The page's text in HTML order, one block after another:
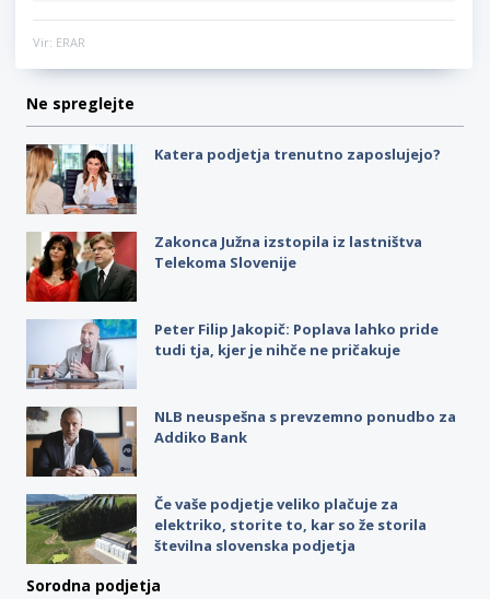
Vir: ERAR
Ne spreglejte
Katera podjetja trenutno zaposlujejo?
Zakonca Južna izstopila iz lastništva
Telekoma Slovenije
Peter Filip Jakopič: Poplava lahko pride
tudi tja, kjer je nihče ne pričakuje
NLB neuspešna s prevzemno ponudbo za
Addiko Bank
Če vaše podjetje veliko plačuje za
elektriko, storite to, kar so že storila
številna slovenska podjetja
Sorodna podjetja